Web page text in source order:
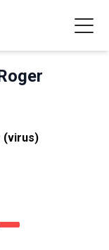
(virus)